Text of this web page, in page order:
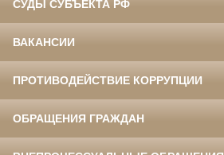
СУДЫ СУБЪЕКТА РФ
ВАКАНСИИ
ПРОТИВОДЕЙСТВИЕ КОРРУПЦИИ
ОБРАЩЕНИЯ ГРАЖДАН